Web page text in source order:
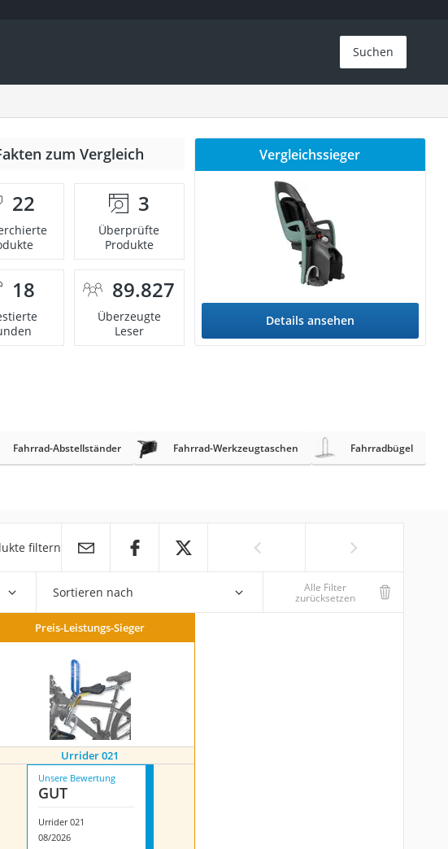
Suchen
zum Vergleich
22 3
Überprüfte
Produkte
18 89.827
Überzeugte
Leser
Vergleichssieger
Details ansehen
Fahrrad-Abstellständer Fahrrad-Werkzeugtaschen Fahrradbügel
filtern
Sortieren nach Alle Filter
zurücksetzen
Preis-Leistungs-Sieger
Urrider 021
Unsere Bewertung
GUT
Urrider 021
08/2026